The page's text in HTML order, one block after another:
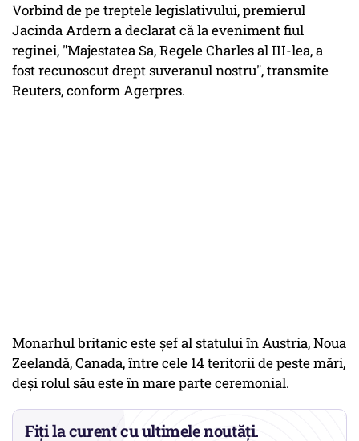
Vorbind de pe treptele legislativului, premierul
Jacinda Ardern a declarat că la eveniment fiul
reginei, "Majestatea Sa, Regele Charles al III-lea, a
fost recunoscut drept suveranul nostru", transmite
Reuters, conform Agerpres.
Monarhul britanic este şef al statului în Austria, Noua
Zeelandă, Canada, între cele 14 teritorii de peste mări,
deşi rolul său este în mare parte ceremonial.
Fiți la curent cu ultimele noutăți.